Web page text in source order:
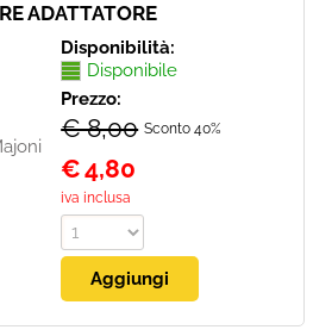
ADATTATORE
Disponibilità:
Disponibile
Prezzo:
€ 8,00 Sconto 40%
€4,80
iva inclusa